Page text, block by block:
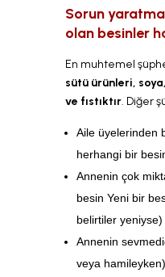
Sorun
olan besinler
En muhtemel
sütü ürünleri,
ve fıstıktır. Diğer
Aile üyelerinden
herhangi bir
Annenin çok
besin Yeni bir
belirtiler yeniyse)
Annenin
veya